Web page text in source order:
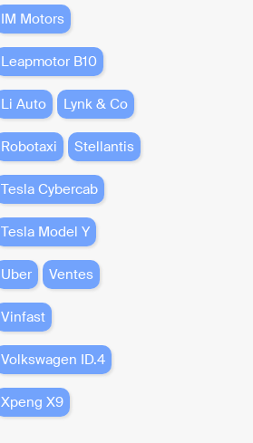
IM Motors
Leapmotor B10
Li Auto Lynk & Co
Robotaxi Stellantis
Tesla Cybercab
Tesla Model Y
Uber Ventes
Vinfast
Volkswagen ID.4
Xpeng X9